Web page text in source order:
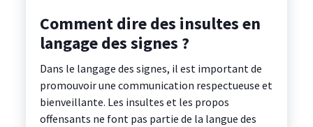
Comment dire des insultes en
langage des signes ?
Dans le langage des signes, il est important de
promouvoir une communication respectueuse et
bienveillante. Les insultes et les propos
offensants ne font pas partie de la langue des